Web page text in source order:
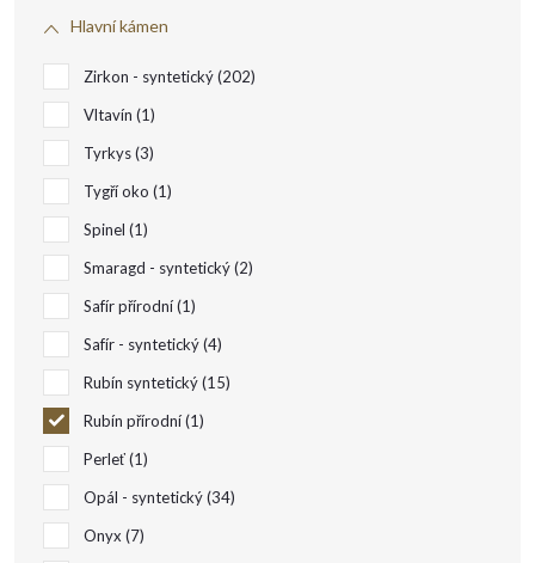
Hlavní kámen
Zirkon - syntetický 202
Vltavín 1
Tyrkys 3
Tygří oko 1
Spinel 1
Smaragd - syntetický 2
Safír přírodní 1
Safír - syntetický 4
Rubín syntetický 15
Rubín přírodní 1
Perleť 1
Opál - syntetický 34
Onyx 7